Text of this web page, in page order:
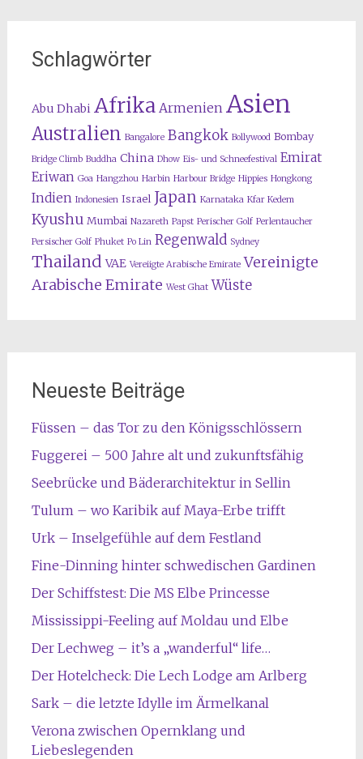
Schlagwörter
Abu Dhabi Afrika Armenien Asien
Australien Bangalore Bangkok Bollywood Bombay
Bridge Climb Buddha China Dhow Eis- und Schneefestival Emirat
Eriwan Goa Hangzhou Harbin Harbour Bridge Hippies Hongkong
Indien Indonesien Israel Japan Karnataka Kfar Kedem
Kyushu Mumbai Nazareth Papst Perischer Golf Perlentaucher
Persischer Golf Phuket Po Lin Regenwald Sydney
Thailand VAE Vereiigte Arabische Emirate Vereinigte
Arabische Emirate West Ghat Wüste
Neueste Beiträge
Füssen – das Tor zu den Königsschlössern
Fuggerei – 500 Jahre alt und zukunftsfähig
Seebrücke und Bäderarchitektur in Sellin
Tulum – wo Karibik auf Maya-Erbe trifft
Urk – Inselgefühle auf dem Festland
Fine-Dinning hinter schwedischen Gardinen
Der Schiffstest: Die MS Elbe Princesse
Mississippi-Feeling auf Moldau und Elbe
Der Lechweg – it’s a „wanderful“ life…
Der Hotelcheck: Die Lech Lodge am Arlberg
Sark – die letzte Idylle im Ärmelkanal
Verona zwischen Opernklang und
Liebeslegenden